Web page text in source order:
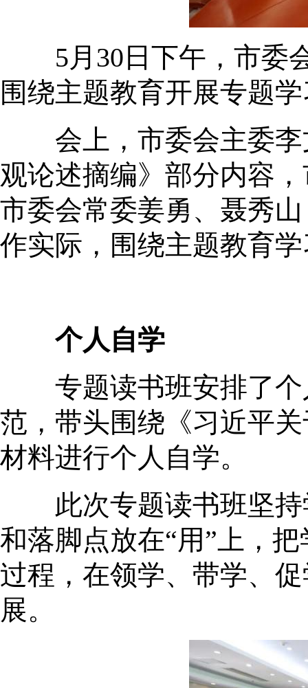
5月30日下午，市委会
围绕主题教育开展专题
会上，市委会主委李
观论述摘编》部分内容
市委会常委姜勇、聂秀
作实际，围绕主题教育
个人自学
专题读书班安排了个
范，带头围绕《习近平
材料进行个人自学。
此次专题读书班坚持
和落脚点放在“用”上，
过程，在领学、带学、
展。